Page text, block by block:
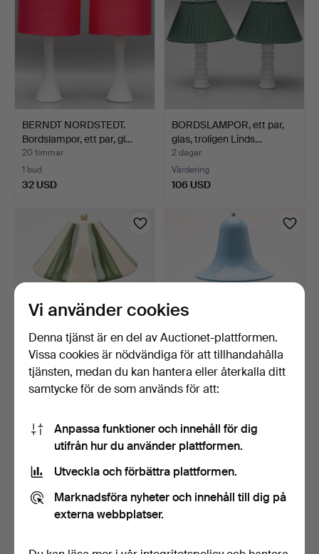
BERNDT NORDSTEDT.
Bordslampor, ett par, gl…
20 timmar
1 bud
32 USD
BORDSLAMPOR, ett par,
glas, troligen Linds…
2 dagar
Värdering
106 USD
BORDSLAMPA, Keramik
samt metall, "Kalas", …
6 dagar
32 USD
VERNER PANTON.
Portabel bordslampa,
"Panto…
6 dagar
64 USD
Vi använder cookies
Denna tjänst är en del av Auctionet-plattformen.
Vissa cookies är nödvändiga för att tillhandahålla
tjänsten, medan du kan hantera eller återkalla ditt
samtycke för de som används för att:
Anpassa funktioner och innehåll för dig
utifrån hur du använder plattformen.
Utveckla och förbättra plattformen.
Marknadsföra nyheter och innehåll till dig på
externa webbplatser.